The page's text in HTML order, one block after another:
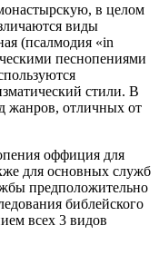
в целом
виды
(псалмодия «in
песнопениями
стили. В
жанров, отличных от
оффиция для
для основных служб
предположительно
библейского
всех 3 видов